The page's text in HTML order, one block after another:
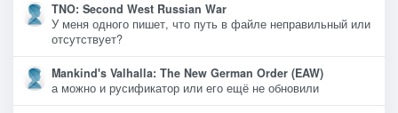
TNO: Second West Russian War
У меня одного пишет, что путь в файле неправильный или
отсутствует?
Mankind's Valhalla: The New German Order (EAW)
а можно и русификатор или его ещё не обновили